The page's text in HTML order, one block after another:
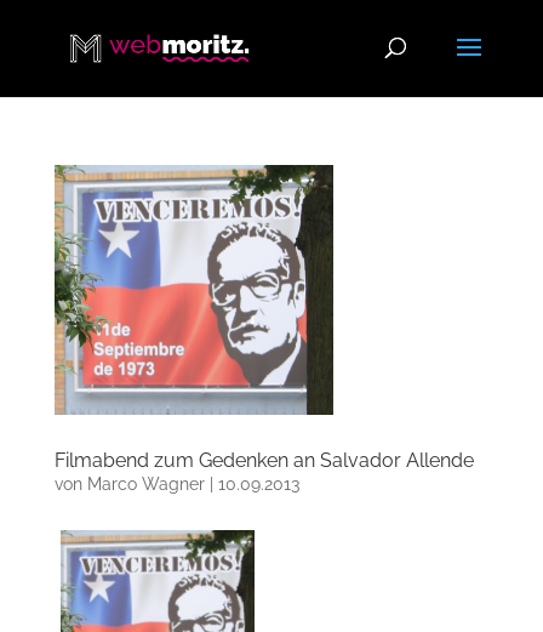
Filmabend zum Gedenken an Salvador Allende
von Marco Wagner| 10.09.2013